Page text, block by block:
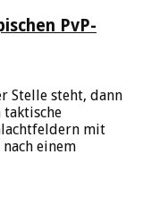
PvP-
Stelle steht, dann
taktische
mit
einem